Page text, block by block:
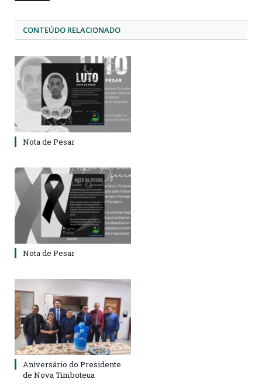
CONTEÚDO RELACIONADO
Nota de Pesar
Nota de Pesar
Aniversário do Presidente
de Nova Timboteua